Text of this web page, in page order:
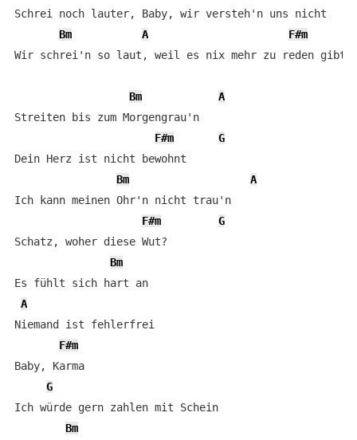
Schrei noch lauter, Baby, wir versteh'n uns nicht
Bm
A F#m
Wir schrei'n so laut, weil es nix mehr zu reden gibt
Bm
A
Streiten bis zum Morgengrau'n
F#m
G
Dein Herz ist nicht bewohnt
Bm
A
Ich kann meinen Ohr'n nicht trau'n
F#m
G
Schatz, woher diese Wut?
Bm
Es fühlt sich hart an
A
Niemand ist fehlerfrei
F#m
Baby, Karma
G
Ich würde gern zahlen mit Schein
Bm